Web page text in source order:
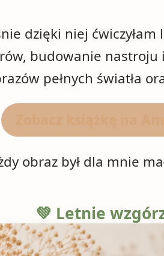
dzięki niej
budowanie nastroju
pełnych światła
obraz był dla mnie
💚 Letnie